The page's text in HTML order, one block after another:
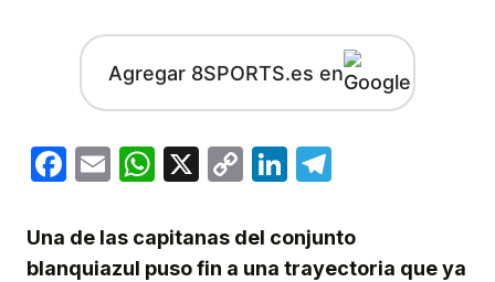
Agregar 8SPORTS.es en
Facebook
EmailWhatsApp
X
CopyLinkedIn
Una de las capitanas del conjunto
blanquiazul puso fin a una trayectoria que ya